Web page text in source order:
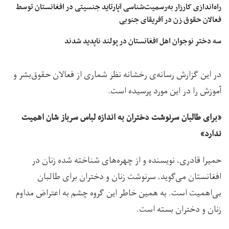
راه‌اندازی کارزار به‌رسمیت‌شناسی آپارتاید جنسیتی در افغانستان توسط
فعالان حقوق زن در آفریقای جنوبی
سه دختر نوجوان اهل افغانستان در پولند ناپدید شدند
در این گزارش رسانه‌ی رخشانه نظر شماری از فعالان حقوق‌بشر و
آموزش را در این مورد پرسیده است.
«برای طالبان سرنوشت دختران به اندازه لباس سرباز شان اهمیت
ندارد»
حمیرا قادری، نویسنده و از چهره‌های شناخته شده زنان در
افغانستان می‌گوید، سرنوشت زنان و دختران برای طالبان
بی‌اهمیت است. به همین خاطر این گروه چشم به اعتراض مداوم
زنان و دختران بسته است.